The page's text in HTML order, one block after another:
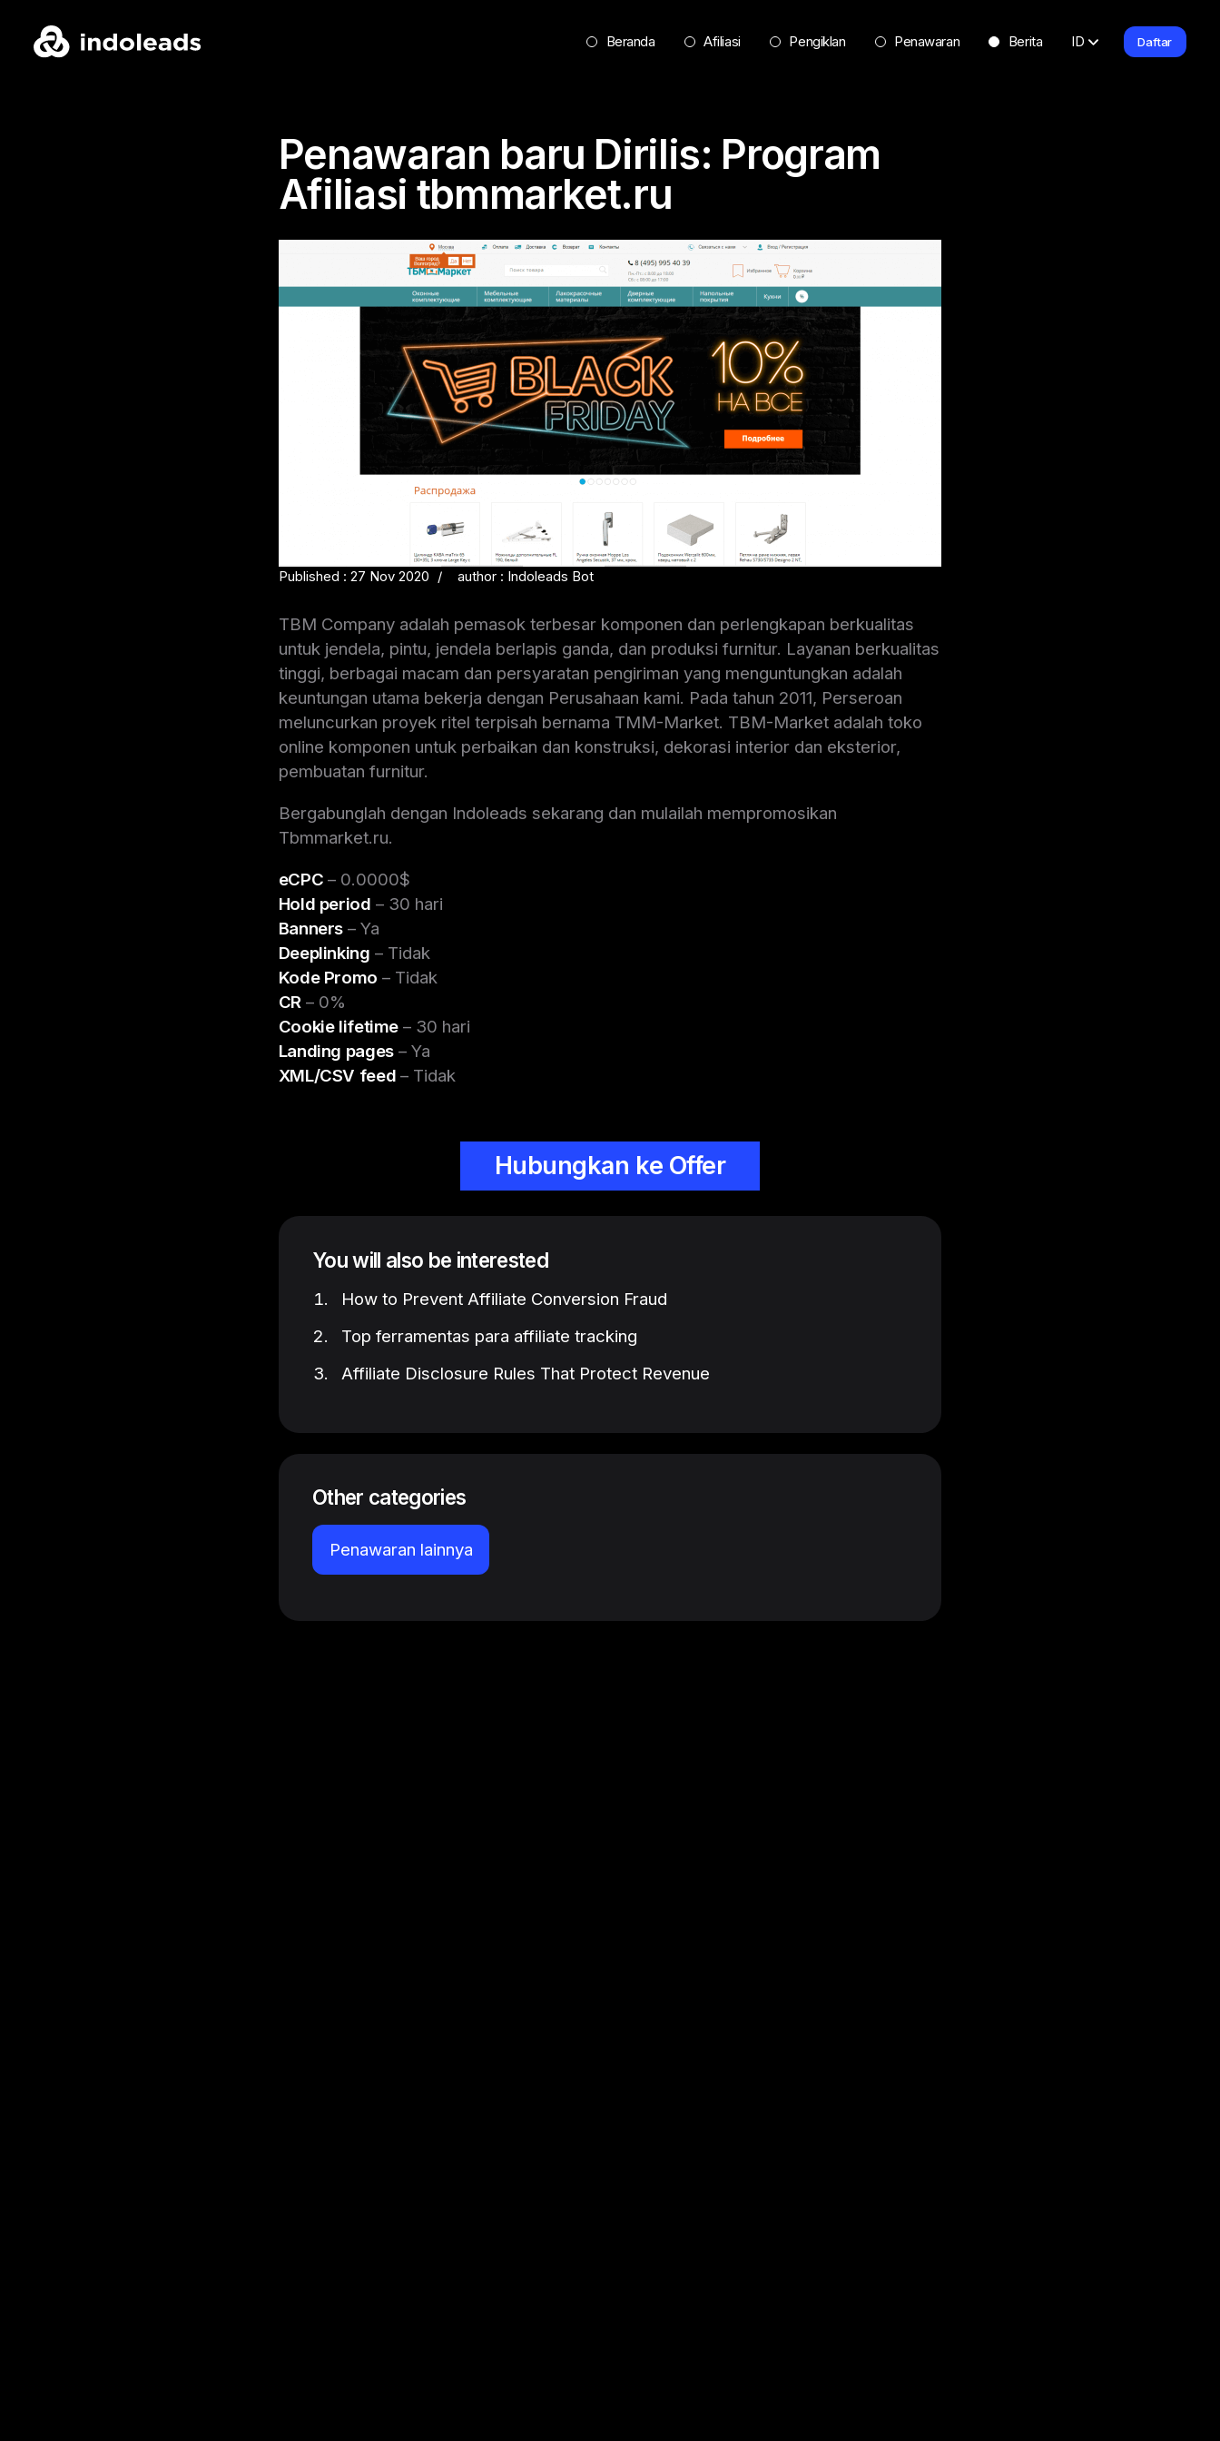
Beranda Afiliasi Pengiklan Penawaran Berita ID Daftar
Penawaran baru Dirilis: Program
Afiliasi tbmmarket.ru
Published : 27 Nov 2020 author : Indoleads Bot
TBM Company adalah pemasok terbesar komponen dan perlengkapan berkualitas
untuk jendela, pintu, jendela berlapis ganda, dan produksi furnitur. Layanan berkualitas
tinggi, berbagai macam dan persyaratan pengiriman yang menguntungkan adalah
keuntungan utama bekerja dengan Perusahaan kami. Pada tahun 2011, Perseroan
meluncurkan proyek ritel terpisah bernama TMM-Market. TBM-Market adalah toko
online komponen untuk perbaikan dan konstruksi, dekorasi interior dan eksterior,
pembuatan furnitur.
Bergabunglah dengan Indoleads sekarang dan mulailah mempromosikan
Tbmmarket.ru.
eCPC – 0.0000$
Hold period – 30 hari
Banners – Ya
Deeplinking – Tidak
Kode Promo – Tidak
CR – 0%
Cookie lifetime – 30 hari
Landing pages– Ya
XML/CSV feed – Tidak
Hubungkan ke Offer
You will also be interested
How to Prevent Affiliate Conversion Fraud
Top ferramentas para affiliate tracking
Affiliate Disclosure Rules That Protect Revenue
Other categories
Penawaran lainnya